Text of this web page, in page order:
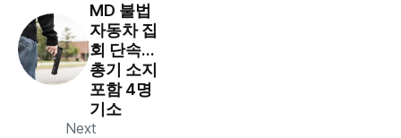
MD 불법
자동차 집
회 단속…
총기 소지
포함 4명
기소
Next